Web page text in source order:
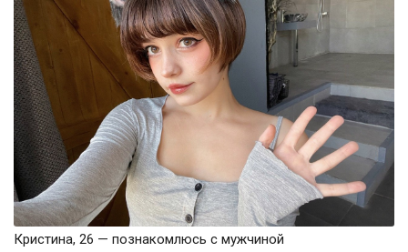
Кристина, 26 — познакомлюсь с мужчиной